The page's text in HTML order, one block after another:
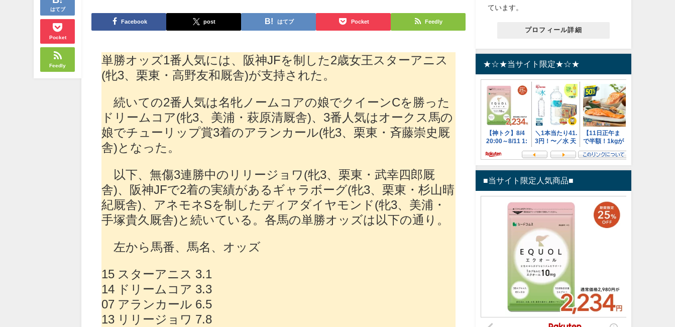
はてブ
Pocket
Feedly
Facebook post はてブ Pocket Feedly
単勝オッズ1番人気には、阪神JFを制した2歳女王スターアニス
(牝3、栗東・高野友和厩舎)が支持された。
続いての2番人気は名牝ノームコアの娘でクイーンCを勝った
ドリームコア(牝3、美浦・萩原清厩舎)、3番人気はオークス馬の
娘でチューリップ賞3着のアランカール(牝3、栗東・斉藤崇史厩
舎)となった。
以下、無傷3連勝中のリリージョワ(牝3、栗東・武幸四郎厩
舎)、阪神JFで2着の実績があるギャラボーグ(牝3、栗東・杉山晴
紀厩舎)、アネモネSを制したディアダイヤモンド(牝3、美浦・
手塚貴久厩舎)と続いている。各馬の単勝オッズは以下の通り。
左から馬番、馬名、オッズ
15 スターアニス 3.1
14 ドリームコア 3.3
07 アランカール 6.5
13 リリージョワ 7.8
ています。
プロフィール詳細
★☆★当サイト限定★☆★
■当サイト限定人気商品■